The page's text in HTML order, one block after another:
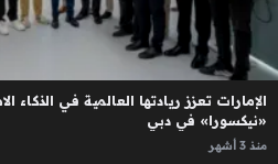
الإمارات تعزز ريادتها العالمية في الذكاء
«نيكسورا» في دبي
منذ 3 أشهر